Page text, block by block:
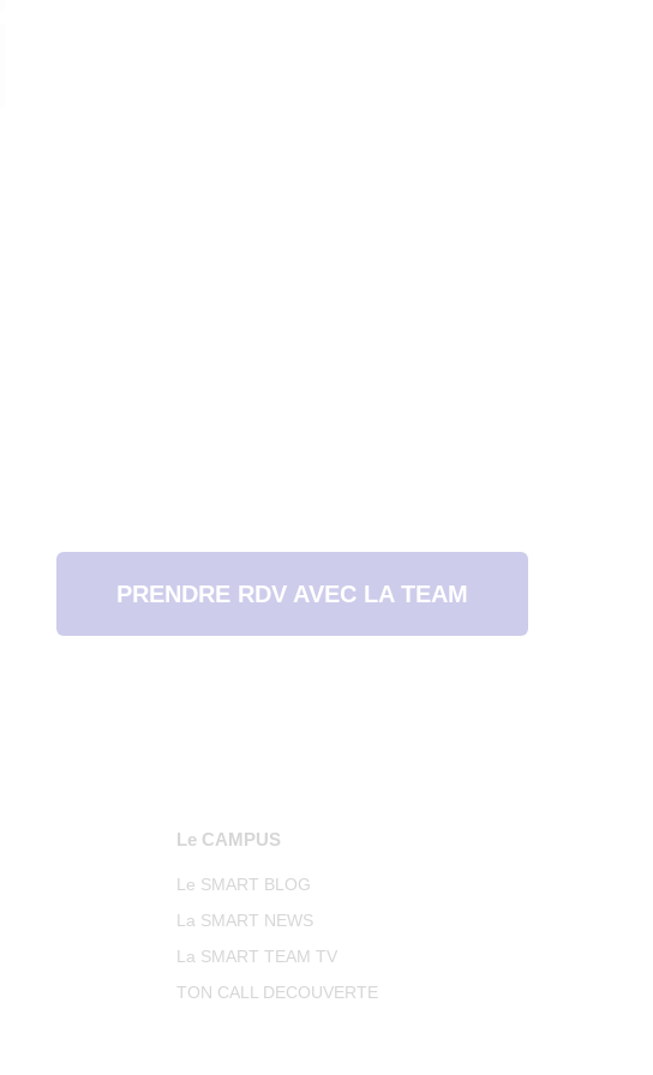
PRENDRE RDV AVEC LA TEAM
Le CAMPUS
Le SMART BLOG
La SMART NEWS
La SMART TEAM TV
TON CALL DECOUVERTE